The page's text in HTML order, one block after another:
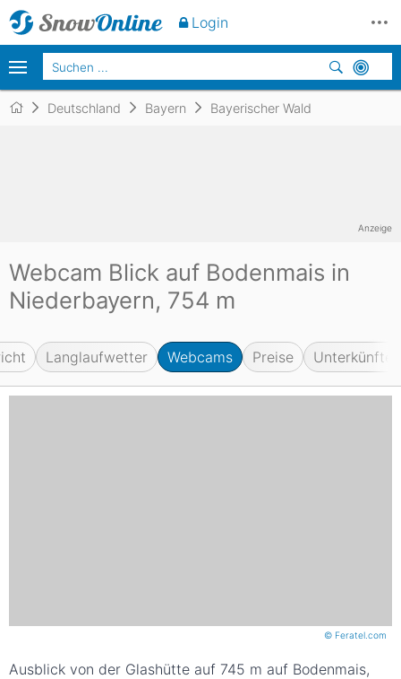
Deutschland Bayern Bayerischer Wald
Webcam Blick auf Bodenmais in
Niederbayern, 754 m
Langlaufwetter Webcams Preise Unterkünfte
© Feratel.com
Ausblick von der Glashütte auf 745 m auf Bodenmais,
Anzeige
Login